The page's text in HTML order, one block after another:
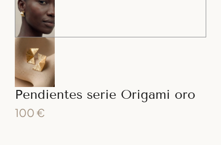
Pendientes serie Origami oro
100€